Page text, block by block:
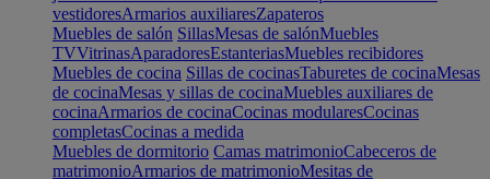
vestidoresArmarios auxiliaresZapateros
Muebles de salón SillasMesas de salónMuebles
TVVitrinasAparadoresEstanteriasMuebles recibidores
Muebles de cocina Sillas de cocinasTaburetes de cocinaMesas
de cocinaMesas y sillas de cocinaMuebles auxiliares de
cocinaArmarios de cocinaCocinas modularesCocinas
completasCocinas a medida
Muebles de dormitorio Camas matrimonioCabeceros de
matrimonioArmarios de matrimonioMesitas de